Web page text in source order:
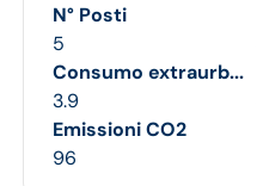
N° Posti
5
Consumo extraurb...
3.9
Emissioni CO2
96